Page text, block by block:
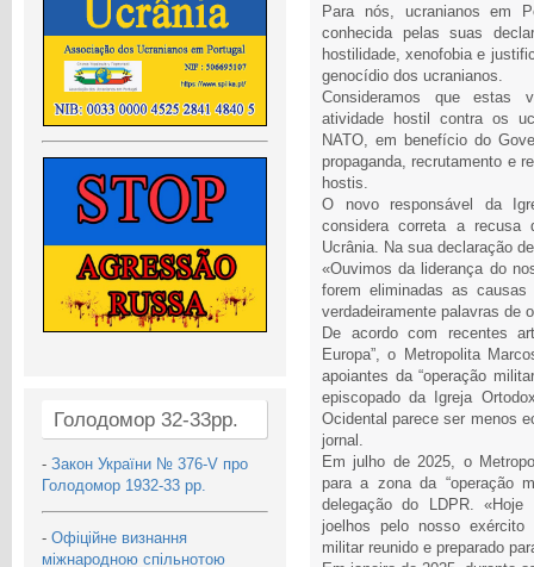
Голодомор 32-33рр.
- Закон України № 376-V про
Голодомор 1932-33 рр.
- Офіційне визнання
міжнародною спільнотою
Para nós, ucranianos em
conhecida pelas suas
hostilidade, xenofobia e
genocídio dos ucranianos.
Consideramos que estas
atividade hostil contra os
NATO, em benefício do
propaganda, recrutamento e
hostis.
O novo responsável da
considera correta a
Ucrânia. Na sua declaração
«Ouvimos da liderança do
forem eliminadas as
verdadeiramente palavras de
De acordo com recentes
Europa”, o Metropolita
apoiantes da “operação
episcopado da Igreja
Ocidental parece ser menos
jornal.
Em julho de 2025, o
para a zona da “operação
delegação do LDPR.
joelhos pelo nosso exército
militar reunido e preparado